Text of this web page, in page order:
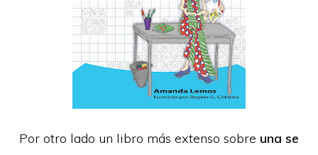
Por otro lado un libro más extenso sobre una se